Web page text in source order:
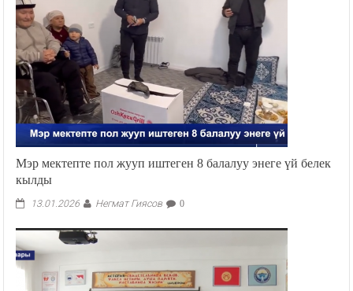
Мэр мектепте пол жууп иштеген 8 балалуу энеге үй белек
кылды
13.01.2026 Негмат Гиясов 0